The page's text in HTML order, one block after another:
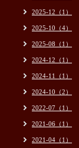
2025-12（1）
2025-10（4）
2025-08（1）
2024-12（1）
2024-11（1）
2024-10（2）
2022-07（1）
2021-06（1）
2021-04（1）